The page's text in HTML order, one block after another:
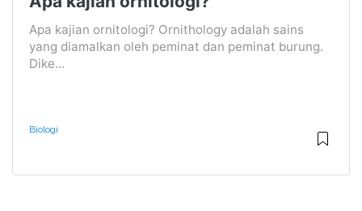
Apa kajian ornitologi? Ornithology adalah sains
yang diamalkan oleh peminat dan peminat burung.
Dike...
Biologi